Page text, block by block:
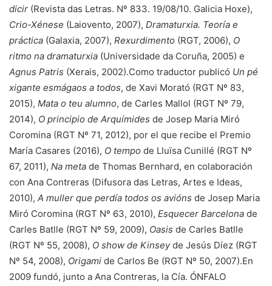
dicir (Revista das Letras. Nº 833. 19/08/10. Galicia Hoxe),
Crio-Xénese (Laiovento, 2007), Dramaturxia. Teoría e
práctica (Galaxia, 2007), Rexurdimento (RGT, 2006), O
ritmo na dramaturxia (Universidade da Coruña, 2005) e
Agnus Patris (Xerais, 2002).Como traductor publicó Un pé
xigante esmágaos a todos, de Xavi Morató (RGT Nº 83,
2015), Mata o teu alumno, de Carles Mallol (RGT Nº 79,
2014), O principio de Arquímides de Josep Maria Miró
Coromina (RGT Nº 71, 2012), por el que recibe el Premio
María Casares (2016), O tempo de Lluïsa Cunillé (RGT Nº
67, 2011), Na meta de Thomas Bernhard, en colaboración
con Ana Contreras (Difusora das Letras, Artes e Ideas,
2010), A muller que perdía todos os avións de Josep Maria
Miró Coromina (RGT Nº 63, 2010), Esquecer Barcelona de
Carles Batlle (RGT Nº 59, 2009), Oasis de Carles Batlle
(RGT Nº 55, 2008), O show de Kinseyde Jesús Díez (RGT
Nº 54, 2008), Origami de Carlos Be (RGT Nº 50, 2007).En
2009 fundó, junto a Ana Contreras, la Cía. ÓNFALO